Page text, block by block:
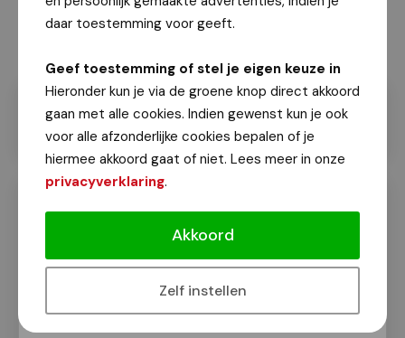
daar toestemming voor geeft.
Geef toestemming of stel je eigen keuze in
Hieronder kun je via de groene knop direct akkoord
gaan met alle cookies. Indien gewenst kun je ook
voor alle afzonderlijke cookies bepalen of je
hiermee akkoord gaat of niet. Lees meer in onze
privacyverklaring.
Akkoord
Zelf instellen
De Oversteek doet haar werk
Van onze redactie
26 november 2013